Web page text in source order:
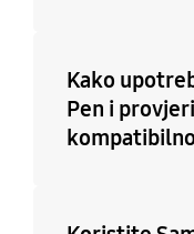
Kako
Pen i